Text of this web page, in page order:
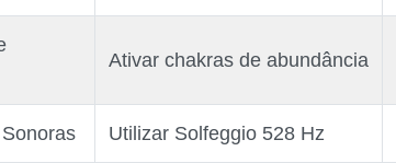
Ativar chakras de abundância
Utilizar Solfeggio 528 Hz